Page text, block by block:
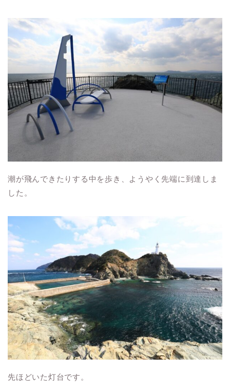
潮が飛んできたりする中を歩き、ようやく先端に到達しま
した。
先ほどいた灯台です。